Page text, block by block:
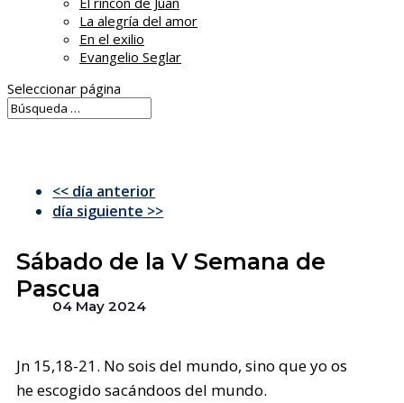
La alegría del amor
En el exilio
Evangelio Seglar
Seleccionar página
<< día anterior
día siguiente >>
Sábado de la V Semana de
Pascua
04 May 2024
Jn 15,18-21. No sois del mundo, sino que yo os
he escogido sacándoos del mundo.